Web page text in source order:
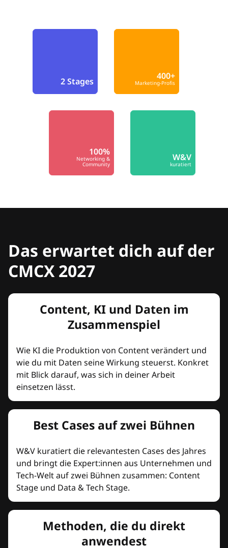
2 Stages 400+
Marketing-Profis
100%
Networking &
Community
W&V
kuratiert
Das erwartet dich auf der
CMCX 2027
Content, KI und Daten im
Zusammenspiel
Wie KI die Produktion von Content verändert und
wie du mit Daten seine Wirkung steuerst. Konkret
mit Blick darauf, was sich in deiner Arbeit
einsetzen lässt.
Best Cases auf zwei Bühnen
W&V kuratiert die relevantesten Cases des Jahres
und bringt die Expert:innen aus Unternehmen und
Tech-Welt auf zwei Bühnen zusammen: Content
Stage und Data & Tech Stage.
Methoden, die du direkt
anwendest